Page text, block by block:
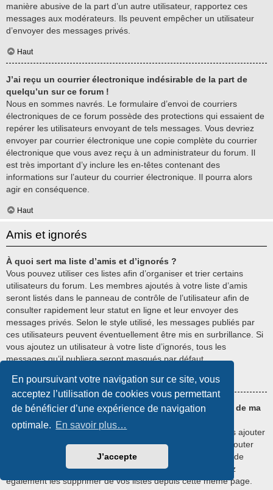
En poursuivant votre navigation sur ce site, vous
acceptez l’utilisation de cookies vous permettant
de bénéficier d’une expérience de navigation
optimale. En savoir plus…
J’accepte
manière abusive de la part d’un autre utilisateur, rapportez ces
messages aux modérateurs. Ils peuvent empêcher un utilisateur
d’envoyer des messages privés.
Haut
J’ai reçu un courrier électronique indésirable de la part de
quelqu’un sur ce forum !
Nous en sommes navrés. Le formulaire d’envoi de courriers
électroniques de ce forum possède des protections qui essaient de
repérer les utilisateurs envoyant de tels messages. Vous devriez
envoyer par courrier électronique une copie complète du courrier
électronique que vous avez reçu à un administrateur du forum. Il
est très important d’y inclure les en-têtes contenant des
informations sur l’auteur du courrier électronique. Il pourra alors
agir en conséquence.
Haut
Amis et ignorés
À quoi sert ma liste d’amis et d’ignorés ?
Vous pouvez utiliser ces listes afin d’organiser et trier certains
utilisateurs du forum. Les membres ajoutés à votre liste d’amis
seront listés dans le panneau de contrôle de l’utilisateur afin de
consulter rapidement leur statut en ligne et leur envoyer des
messages privés. Selon le style utilisé, les messages publiés par
ces utilisateurs peuvent éventuellement être mis en surbrillance. Si
vous ajoutez un utilisateur à votre liste d’ignorés, tous les
messages qu’il publiera seront masqués par défaut.
Haut
Comment puis-je ajouter ou supprimer des utilisateurs de ma
liste d’amis et d’ignorés ?
Dans chaque profil d’utilisateurs, un lien vous permet de les ajouter
à votre liste d’amis ou d’ignorés. De même, vous pouvez ajouter
directement des utilisateurs depuis le panneau de contrôle de
l’utilisateur en saisissant leur nom d’utilisateur. Vous pouvez
également les supprimer de vos listes depuis cette même page.